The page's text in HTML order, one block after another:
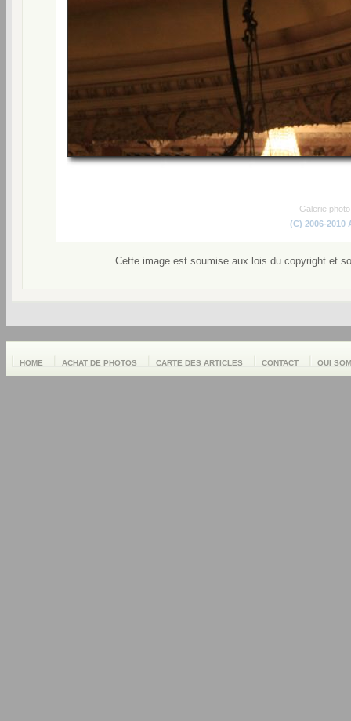
Galerie
(C) 2006-2010
Cette image est soumise aux lois du copyright et
HOME ACHAT DE PHOTOS CARTE DES ARTICLES CONTACT QUI